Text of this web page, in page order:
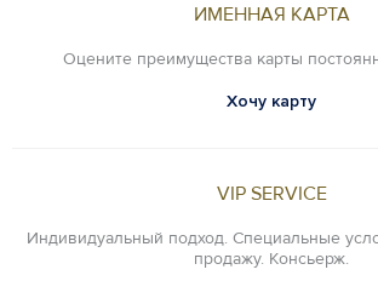
ИМЕННАЯ КАРТА
Оцените преимущества карты
Хочу карту
VIP SERVICE
Индивидуальный подход. Специальные
продажу. Консьерж.